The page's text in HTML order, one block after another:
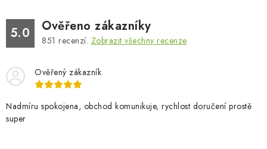
5.0 Ověřeno zákazníky
851 recenzí. Zobrazit všechny recenze
Ověřený zákazník
Nadmíru spokojena, obchod komunikuje, rychlost doručení prostě
super